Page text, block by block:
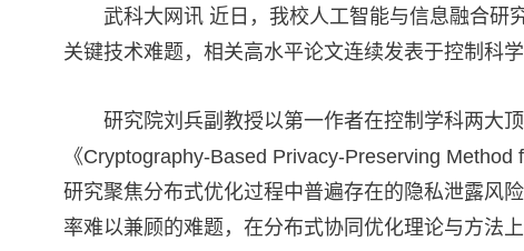
武科大网讯 近日，我校人工智能与信息融合研
关键技术难题，相关高水平论文连续发表于控制科
研究院刘兵副教授以第一作者在控制学科两大
《Cryptography-Based Privacy-Preserving
研究聚焦分布式优化过程中普遍存在的隐私泄露风
率难以兼顾的难题，在分布式协同优化理论与方法